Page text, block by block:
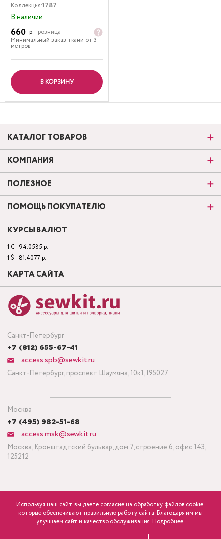
розница Минимальный заказ ткани от 3 метров
Коллекция:1787
В наличии
660 р.
розница
Минимальный заказ ткани от 3
метров
В КОРЗИНУ
Санкт-Петербург
+7 (812) 655-67-41
access.spb@sewkit.ru
Санкт-Петербург, проспект Шаумяна, 10к1, 195027
Москва
+7 (495) 982-51-68
access.msk@sewkit.ru
Москва, Кронштадтский бульвар, дом 7, строение 6, офис 143,
125212
КАТАЛОГ ТОВАРОВ
КОМПАНИЯ
ПОЛЕЗНОЕ
ПОМОЩЬ ПОКУПАТЕЛЮ
КУРСЫ ВАЛЮТ
1 € - 94.0585 р.
1 $ - 81.4077 р.
КАРТА САЙТА
Политика конфиденциальности
ПОДПИСАТЬСЯ НА НОВОСТИ
Используя наш сайт, вы даете согласие на обработку файлов cookie,
которые обеспечивают правильную работу сайта. Благодаря им мы
улучшаем сайт и качество обслуживания. Подробнее.